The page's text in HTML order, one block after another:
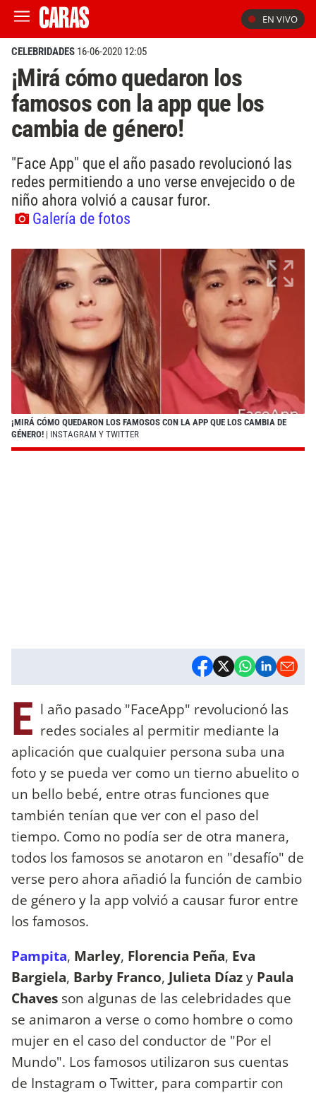
EN VIVO
CELEBRIDADES 16-06-2020 12:05
¡Mirá cómo quedaron los
famosos con la app que los
cambia de género!
"Face App" que el año pasado revolucionó las
redes permitiendo a uno verse envejecido o de
niño ahora volvió a causar furor.
Galería de fotos
¡MIRÁ CÓMO QUEDARON LOS FAMOSOS CON LA APP QUE LOS CAMBIA DE
GÉNERO! | INSTAGRAM Y TWITTER
E l año pasado "FaceApp" revolucionó las
redes sociales al permitir mediante la
aplicación que cualquier persona suba una
foto y se pueda ver como un tierno abuelito o
un bello bebé, entre otras funciones que
también tenían que ver con el paso del
tiempo. Como no podía ser de otra manera,
todos los famosos se anotaron en "desafío" de
verse pero ahora añadió la función de cambio
de género y la app volvió a causar furor entre
los famosos.
Pampita, Marley, Florencia Peña, Eva
Bargiela, Barby Franco, Julieta Díazy Paula
Chaves son algunas de las celebridades que
se animaron a verse o como hombre o como
mujer en el caso del conductor de "Por el
Mundo". Los famosos utilizaron sus cuentas
de Instagram o Twitter, para compartir con